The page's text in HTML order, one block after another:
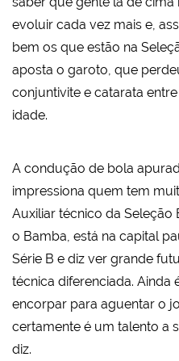
evoluir cada vez mais e,
bem os que estão na
aposta o garoto, que
conjuntivite e catarata
idade.
A condução de bola
impressiona quem tem
Auxiliar técnico da Seleção
o Bamba, está na capital
Série B e diz ver grande
técnica diferenciada. Ainda
encorpar para aguentar o
certamente é um talento a
diz.